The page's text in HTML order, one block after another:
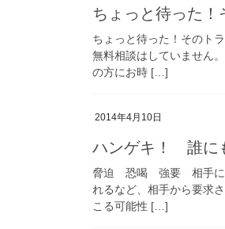
ちょっと待った！
ちょっと待った！そのト
無料相談はしていません
の方にお時 […]
2014年4月10日
ハンゲキ！ 誰に
脅迫 恐喝 強要 相手にハ
れるなど、相手から要求
こる可能性 […]